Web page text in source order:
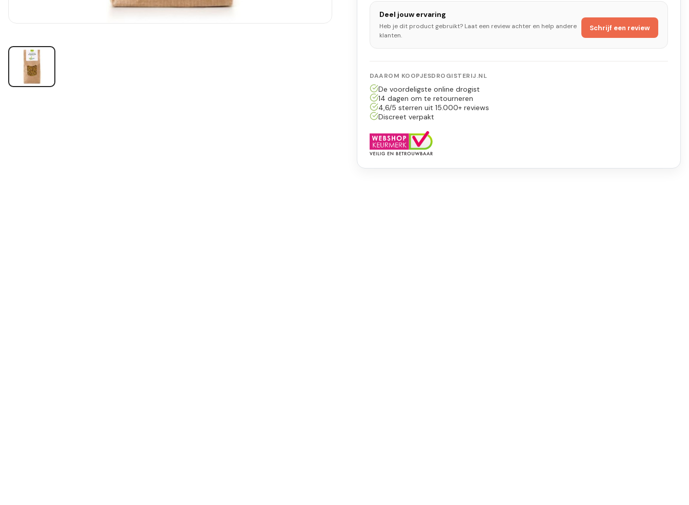
Deel jouw ervaring
Heb je dit product gebruikt? Laat een review achter en help andere
klanten.
Schrijf een review
DAAROM KOOPJESDROGISTERIJ.NL
De voordeligste online drogist
14 dagen om te retourneren
4,6/5 sterren uit 15.000+ reviews
Discreet verpakt